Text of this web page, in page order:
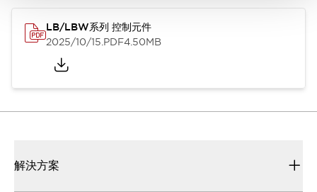
LB/LBW系列 控制元件
2025/10/15.PDF4.50MB
解決方案